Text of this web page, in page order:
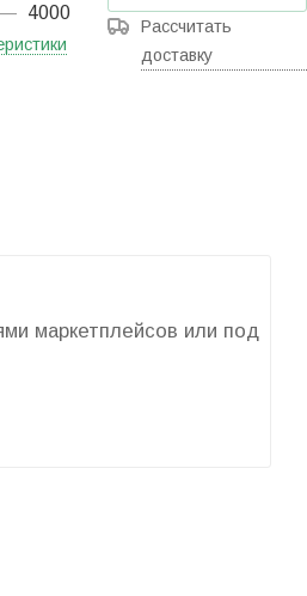
4000
Рассчитать
доставку
маркетплейсов или под